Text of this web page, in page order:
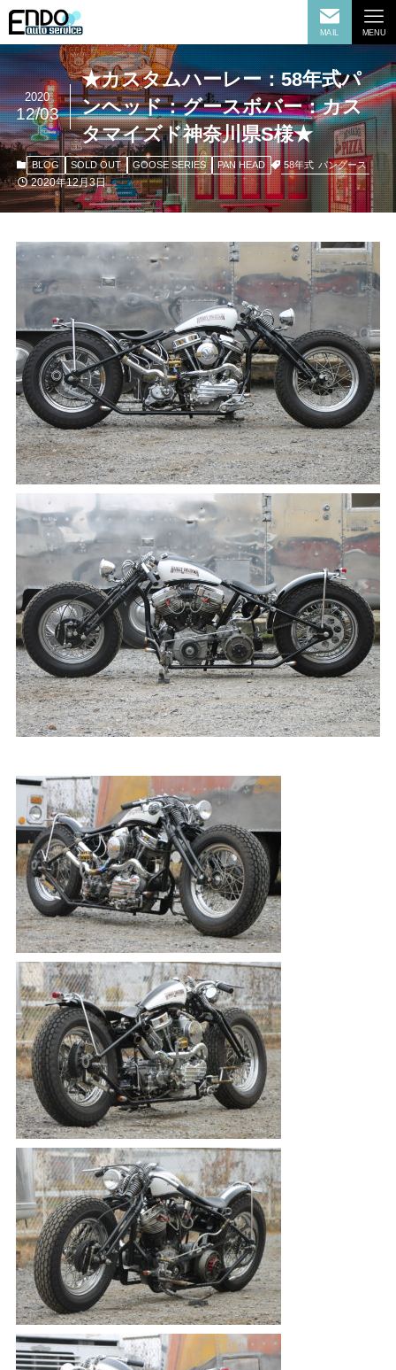
MAIL MENU
★カスタムハーレー：58年式パ
ンヘッド：グースボバー：カス
タマイズド神奈川県S様★
2020
12/03
BLOG SOLD OUT GOOSE SERIES PAN HEAD 58年式 パングース
2020年12月3日